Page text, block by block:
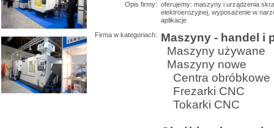
Opis firmy: oferujemy: maszyny i urządzenia
elektroerozyjnej, wyposażenie w
aplikacje
Firma w kategoriach:
Maszyny - handel i
Maszyny używane
Maszyny nowe
Centra obróbkowe
Frezarki CNC
Tokarki CNC